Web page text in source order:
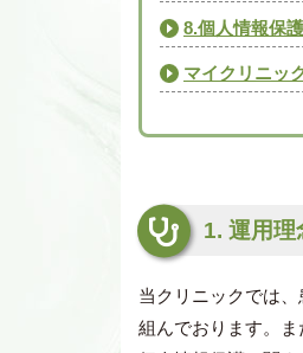
8.個人情報保
マイクリニッ
1. 運用理
当クリニックでは
組んでおります。